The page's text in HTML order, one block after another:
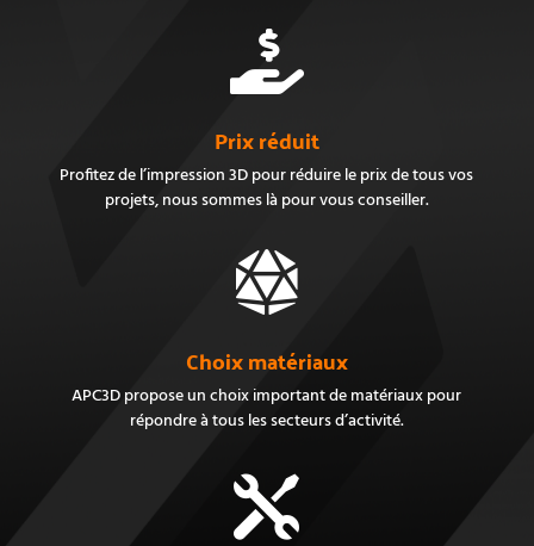

Prix réduit
Profitez de l’impression 3D pour réduire le prix de tous vos
projets, nous sommes là pour vous conseiller.

Choix matériaux
APC3D propose un choix important de matériaux pour
répondre à tous les secteurs d’activité.
